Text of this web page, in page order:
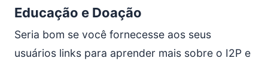
Educação e Doação
Seria bom se você fornecesse aos seus
usuários links para aprender mais sobre o I2P e